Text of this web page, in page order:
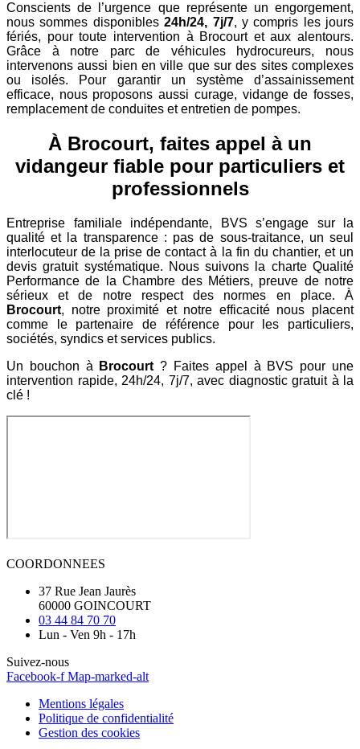
Conscients de l’urgence que représente un engorgement,
nous sommes disponibles24h/24, 7j/7, y compris les jours
fériés, pour toute intervention à Brocourt et aux alentours.
Grâce à notre parc de véhicules hydrocureurs, nous
intervenons aussi bien en ville que sur des sites complexes
ou isolés. Pour garantir un système d’assainissement
efficace, nous proposons aussi curage, vidange de fosses,
remplacement de conduites et entretien de pompes.
À Brocourt, faites appel à un
vidangeur fiable pour particuliers et
professionnels
Entreprise familiale indépendante, BVS s’engage sur la
qualité et la transparence : pas de sous-traitance, un seul
interlocuteur de la prise de contact à la fin du chantier, et un
devis gratuit systématique. Nous suivons la charte Qualité
Performance de la Chambre des Métiers, preuve de notre
sérieux et de notre respect des normes en place. À
Brocourt, notre proximité et notre efficacité nous placent
comme le partenaire de référence pour les particuliers,
sociétés, syndics et services publics.
Un bouchon à
Brocourt ? Faites appel à BVS pour une
intervention rapide, 24h/24, 7j/7, avec diagnostic gratuit à la
clé !
COORDONNEES
37 Rue Jean Jaurès
60000 GOINCOURT
03 44 84 70 70
Lun - Ven 9h - 17h
Suivez-nous
Facebook-f Map-marked-alt
Mentions légales
Politique de confidentialité
Gestion des cookies